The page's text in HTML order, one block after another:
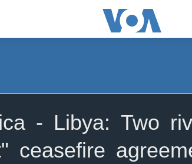
- Libya: Two
ceasefire